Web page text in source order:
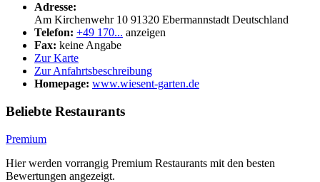
Adresse:
Am Kirchenwehr 10 91320 Ebermannstadt Deutschland
Telefon: +49 170... anzeigen
Fax: keine Angabe
Zur Karte
Zur Anfahrtsbeschreibung
Homepage: www.wiesent-garten.de
Beliebte Restaurants
Premium
Hier werden vorrangig Premium Restaurants mit den besten
Bewertungen angezeigt.